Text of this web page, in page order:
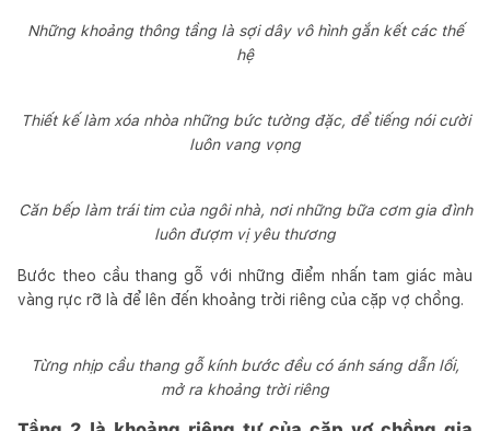
Những khoảng thông tầng là sợi dây vô hình gắn kết các thế
hệ
Thiết kế làm xóa nhòa những bức tường đặc, để tiếng nói cười
luôn vang vọng
Căn bếp làm trái tim của ngôi nhà, nơi những bữa cơm gia đình
luôn đượm vị yêu thương
Bước theo cầu thang gỗ với những điểm nhấn tam giác màu
vàng rực rỡ là để lên đến khoảng trời riêng của cặp vợ chồng.
Từng nhịp cầu thang gỗ kính bước đều có ánh sáng dẫn lối,
mở ra khoảng trời riêng